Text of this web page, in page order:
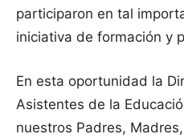
participaron en tal
iniciativa de formación y
En esta oportunidad la
Asistentes de la
nuestros Padres,